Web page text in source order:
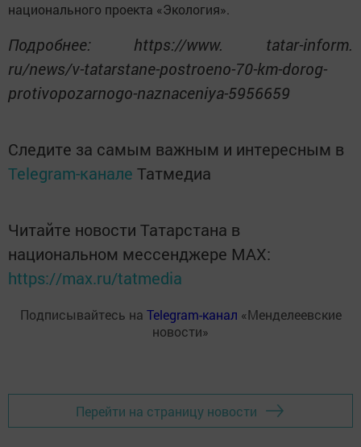
национального проекта «Экология».
Подробнее: https://www. tatar-inform.
ru/news/v-tatarstane-postroeno-70-km-dorog-
protivopozarnogo-naznaceniya-5956659
Следите за самым важным и интересным в
Telegram-канале Татмедиа
Читайте новости Татарстана в
национальном мессенджере MАХ:
https://max.ru/tatmedia
Подписывайтесь на Telegram-канал «Менделеевские
новости»
Перейти на страницу новости